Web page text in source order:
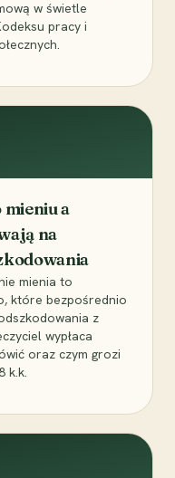
w świetle
pracy i
a
na
mienia to
które bezpośrednio
z
wypłaca
oraz czym grozi
k.k.